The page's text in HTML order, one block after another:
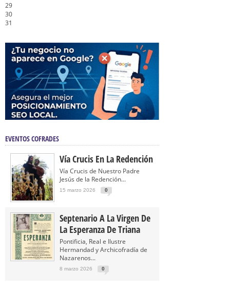
29
30
31
EVENTOS COFRADES
Vía Crucis En La Redención
Vía Crucis de Nuestro Padre
Jesús de la Redención...
15 marzo 2026 0
Septenario A La Virgen De
La Esperanza De Triana
Pontificia, Real e Ilustre
Hermandad y Archicofradía de
Nazarenos...
8 marzo 2026 0